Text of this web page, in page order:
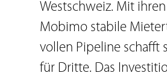
Westschweiz. Mit
Mobimo stabile
vollen Pipeline schafft
für Dritte. Das